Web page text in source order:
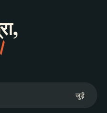
जुड़ें